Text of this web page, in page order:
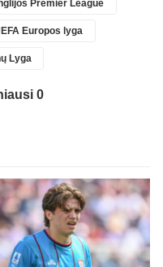
Premier League
Europos lyga
Lyga
0